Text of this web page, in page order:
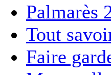
Palmarès
Tout
Faire